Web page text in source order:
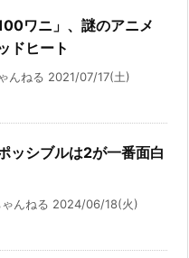
ワニ」、謎のアニメ
ドヒート
んねる 2021/07/17(土)
ッシブルは2が一番面白
ゃんねる 2024/06/18(火)